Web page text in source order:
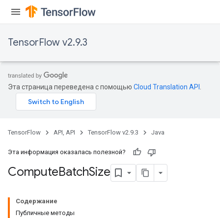
TensorFlow v2.9.3
Эта страница переведена с помощью Cloud Translation API
TensorFlow API, API TensorFlow v2.9.3 Java
Эта информация оказалась полезной?
ComputeBatchSize
Содержание
Публичные методы